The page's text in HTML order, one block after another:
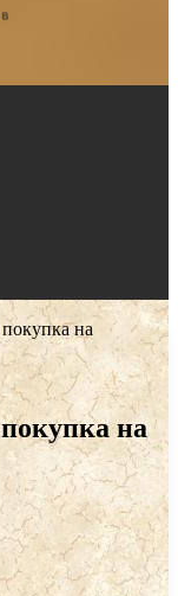
на
на